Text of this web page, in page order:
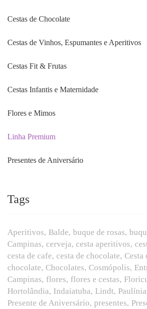
Cestas de Chocolate
Cestas de Vinhos, Espumantes e Aperitivos
Cestas Fit & Frutas
Cestas Infantis e Maternidade
Flores e Mimos
Linha Premium
Presentes de Aniversário
Tags
Aperitivos Balde buque de rosas
Campinas cerveja cesta aperitivos
cesta de cafe cesta de chocolate Cesta
chocolate Chocolates Cosmópolis
Campinas flores flores e cestas
Hortolândia Indaiatuba Lindt Paulínia
Presente de Aniversário presentes